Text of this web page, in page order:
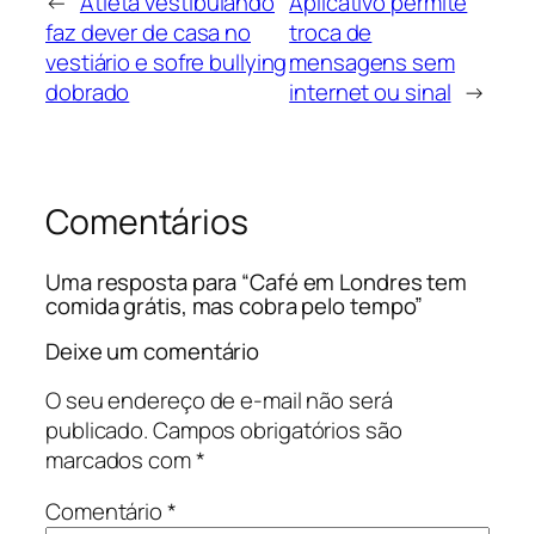
faz dever de casa no
vestiário e sofre bullying
dobrado
troca de
mensagens sem
internet ou sinal →
Comentários
Uma resposta para “Café em Londres tem
comida grátis, mas cobra pelo tempo”
Deixe um comentário
O seu endereço de e-mail não será
publicado.Campos obrigatórios são
marcados com*
Comentário*